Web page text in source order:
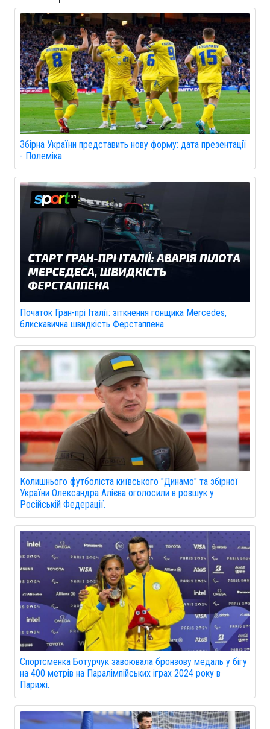
Збірна України представить нову форму: дата презентації
- Полеміка
Початок Гран-прі Італії: зіткнення гонщика Mercedes,
блискавична швидкість Ферстаппена
Колишнього футболіста київського "Динамо" та збірної
України Олександра Алієва оголосили в розшук у
Російській Федерації.
Спортсменка Ботурчук завоювала бронзову медаль у бігу
на 400 метрів на Паралімпійських іграх 2024 року в
Парижі.